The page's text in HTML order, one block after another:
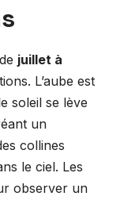
juillet à
L’aube est
soleil se lève
un
collines
le ciel. Les
observer un